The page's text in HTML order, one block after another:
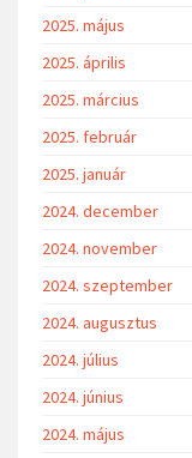
2025. május
2025. április
2025. március
2025. február
2025. január
2024. december
2024. november
2024. szeptember
2024. augusztus
2024. július
2024. június
2024. május